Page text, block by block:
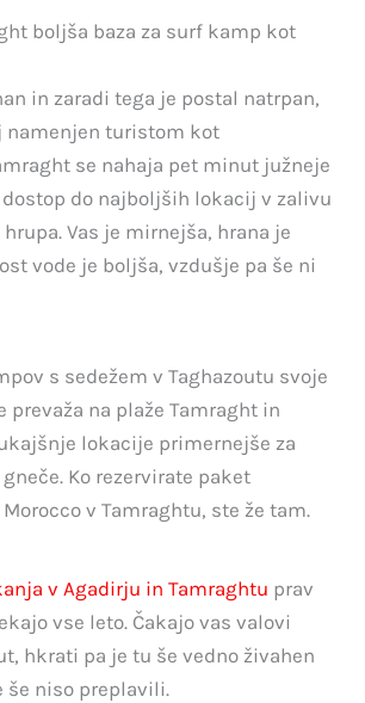
boljša baza za surf kamp kot
in zaradi tega je postal natrpan,
namenjen turistom kot
se nahaja pet minut južneje
do najboljših lokacij v zalivu
Vas je mirnejša, hrana je
vode je boljša, vzdušje pa še ni
s sedežem v Taghazoutu svoje
prevaža na plaže Tamraght in
lokacije primernejše za
Ko rezervirate paket
v Tamraghtu, ste že tam.
v Agadirju in Tamraghtu prav
vse leto. Čakajo vas valovi
hkrati pa je tu še vedno živahen
še niso preplavili.